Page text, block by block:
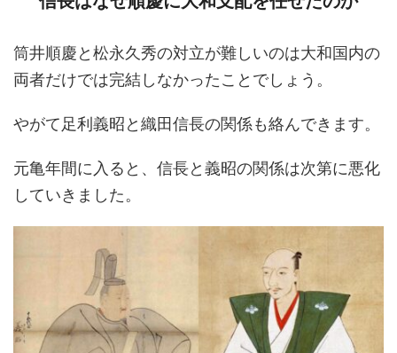
筒井順慶と松永久秀の対立が難しいのは大和国内の
両者だけでは完結しなかったことでしょう。
やがて足利義昭と織田信長の関係も絡んできます。
元亀年間に入ると、信長と義昭の関係は次第に悪化
していきました。